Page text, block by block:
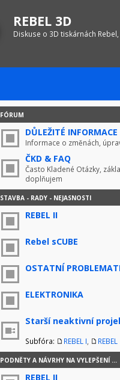
REBEL 3D
Diskuse o 3D tiskárnách
FÓRUM
DŮLEŽITÉ INFORMACE
Informace o změnách,
ČKD & FAQ
Často Kladené Otázky,
doplňujem
STAVBA - RADY - NEJASNOSTI
REBEL II
Rebel sCUBE
OSTATNÍ
ELEKTRONIKA
Starší neaktivní
Subfóra: REBEL I REBEL
PODNĚTY A NÁVRHY NA VYLEPŠENÍ ...
REBEL II